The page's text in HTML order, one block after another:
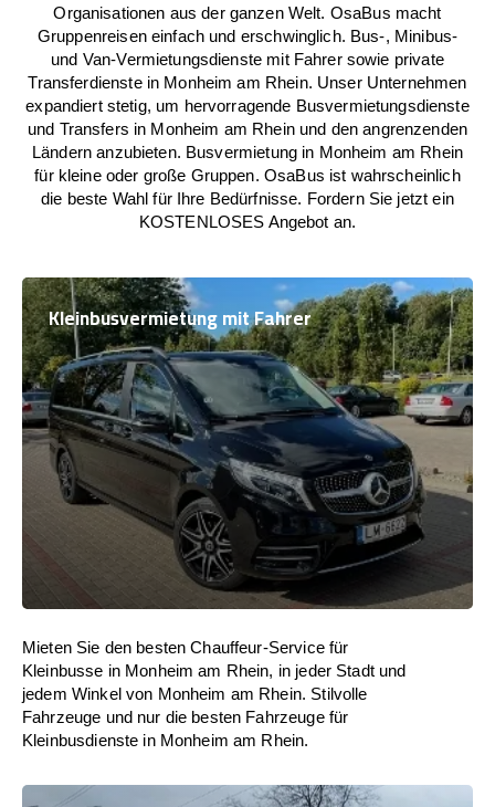
Organisationen aus der ganzen Welt. OsaBus macht
Gruppenreisen einfach und erschwinglich. Bus-, Minibus-
und Van-Vermietungsdienste mit Fahrer sowie private
Transferdienste in Monheim am Rhein. Unser Unternehmen
expandiert stetig, um hervorragende Busvermietungsdienste
und Transfers in Monheim am Rhein und den angrenzenden
Ländern anzubieten. Busvermietung in Monheim am Rhein
für kleine oder große Gruppen. OsaBus ist wahrscheinlich
die beste Wahl für Ihre Bedürfnisse. Fordern Sie jetzt ein
KOSTENLOSES Angebot an.
Kleinbusvermietung mit Fahrer
Mieten Sie den besten Chauffeur-Service für
Kleinbusse in Monheim am Rhein, in jeder Stadt und
jedem Winkel von Monheim am Rhein. Stilvolle
Fahrzeuge und nur die besten Fahrzeuge für
Kleinbusdienste in Monheim am Rhein.